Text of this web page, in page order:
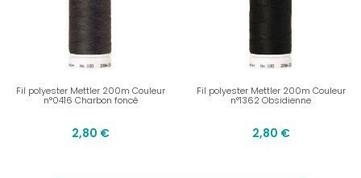
Fil polyester Mettler 200m Couleur
n°0416 Charbon foncé
2,80 €
Fil polyester Mettler 200m Couleur
n°1362 Obsidienne
2,80 €